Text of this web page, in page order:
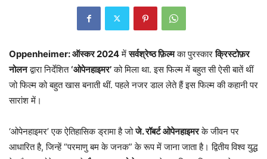
Oppenheimer: ऑस्कर 2024मेंसर्वश्रेष्ठ फ़िल्मका पुरस्कारक्रिस्टोफ़र
नोलनद्वारा निर्देशित‘ओपेनहाइमर’को मिला था. इस फिल्म में बहुत सी ऐसी बातें थीं
जो फिल्म को बहुत खास बनाती थीं. पहले नजर डाल लेते हैं इस फिल्म की कहानी पर
सारांश में।
‘ओपेनहाइमर’ एक ऐतिहासिक ड्रामा है जोजे. रॉबर्ट ओपेनहाइमरके जीवन पर
आधारित है, जिन्हें “परमाणु बम के जनक” के रूप में जाना जाता है। द्वितीय विश्व युद्ध